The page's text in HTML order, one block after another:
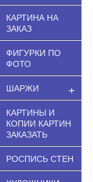
КАРТИНА НА
ЗАКАЗ
ФИГУРКИ ПО
ФОТО
+
ШАРЖИ
КАРТИНЫ И
КОПИИ КАРТИН
ЗАКАЗАТЬ
РОСПИСЬ СТЕН